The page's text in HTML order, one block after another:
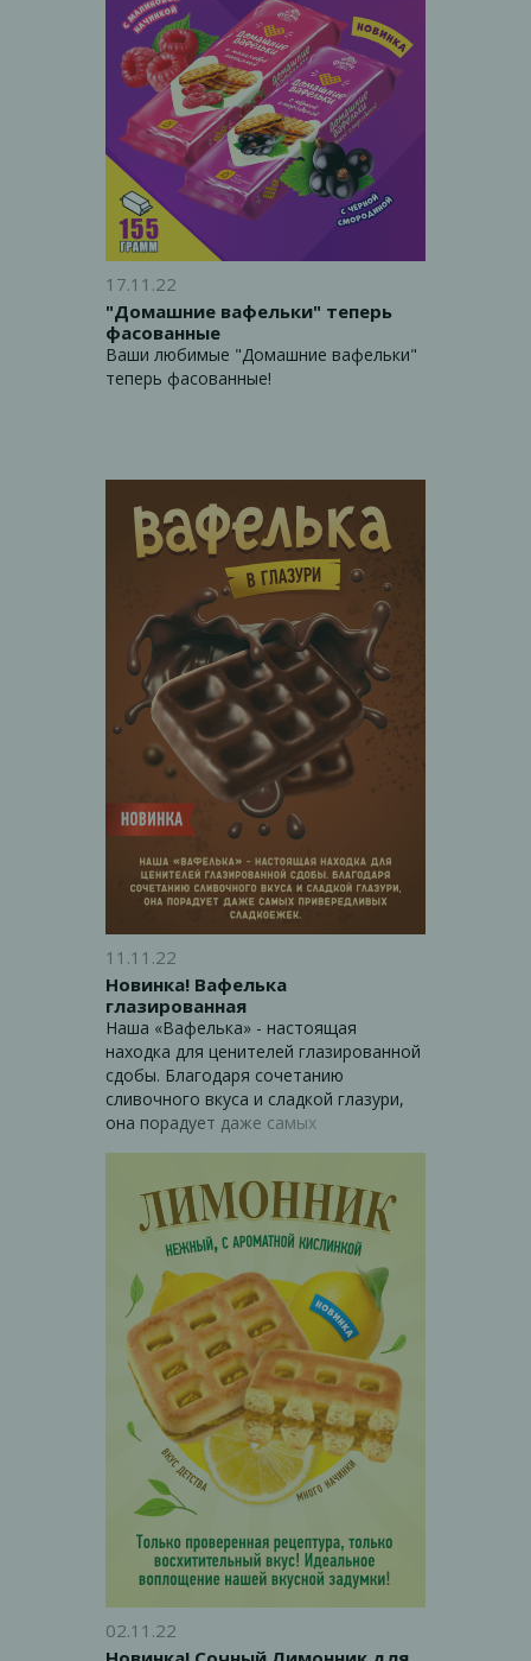
17.11.22
"Домашние вафельки" теперь
фасованные
Ваши любимые "Домашние вафельки"
теперь фасованные!
11.11.22
Новинка! Вафелька
глазированная
Наша «Вафелька» - настоящая
находка для ценителей глазированной
сдобы. Благодаря сочетанию
сливочного вкуса и сладкой глазури,
она порадует даже самых
02.11.22